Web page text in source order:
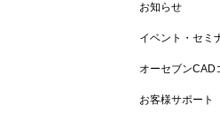
お知らせ
イベント・セミ
オーセブンCAD
お客様サポート